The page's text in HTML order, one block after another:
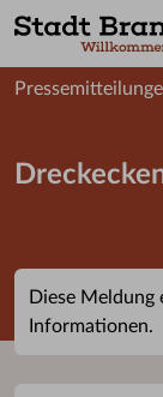
Presseservice
Diese
Informationen.